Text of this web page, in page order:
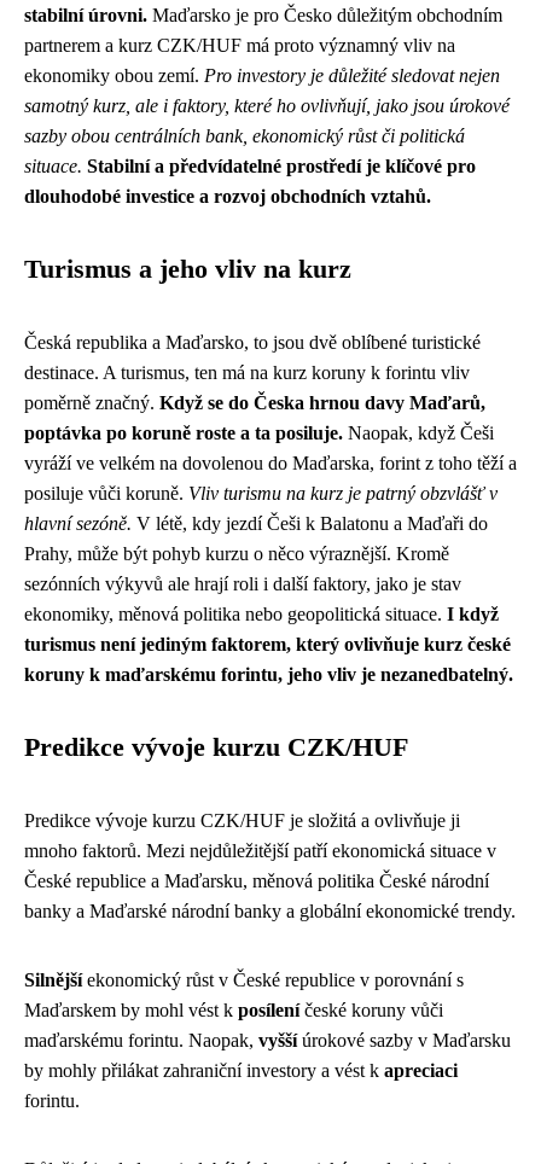
stabilní úrovni. Maďarsko je pro Česko důležitým obchodním
partnerem a kurz CZK/HUF má proto významný vliv na
ekonomiky obou zemí. Pro investory je důležité sledovat nejen
samotný kurz, ale i faktory, které ho ovlivňují, jako jsou úrokové
sazby obou centrálních bank, ekonomický růst či politická
situace. Stabilní a předvídatelné prostředí je klíčové pro
dlouhodobé investice a rozvoj obchodních vztahů.
Turismus a jeho vliv na kurz
Česká republika a Maďarsko, to jsou dvě oblíbené turistické
destinace. A turismus, ten má na kurz koruny k forintu vliv
poměrně značný. Když se do Česka hrnou davy Maďarů,
poptávka po koruně roste a ta posiluje. Naopak, když Češi
vyráží ve velkém na dovolenou do Maďarska, forint z toho těží a
posiluje vůči koruně. Vliv turismu na kurz je patrný obzvlášť v
hlavní sezóně. V létě, kdy jezdí Češi k Balatonu a Maďaři do
Prahy, může být pohyb kurzu o něco výraznější. Kromě
sezónních výkyvů ale hrají roli i další faktory, jako je stav
ekonomiky, měnová politika nebo geopolitická situace. I když
turismus není jediným faktorem, který ovlivňuje kurz české
koruny k maďarskému forintu, jeho vliv je nezanedbatelný.
Predikce vývoje kurzu CZK/HUF
Predikce vývoje kurzu CZK/HUF je složitá a ovlivňuje ji
mnoho faktorů. Mezi nejdůležitější patří ekonomická situace v
České republice a Maďarsku, měnová politika České národní
banky a Maďarské národní banky a globální ekonomické trendy.
Silnějšíekonomický růst v České republice v porovnání s
Maďarskem by mohl vést k posíleníčeské koruny vůči
maďarskému forintu. Naopak, vyššíúrokové sazby v Maďarsku
by mohly přilákat zahraniční investory a vést k apreciaci
forintu.